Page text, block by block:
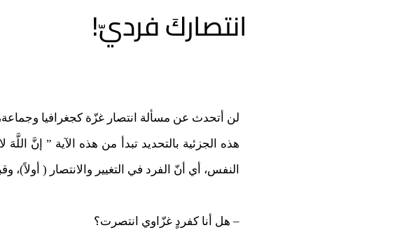
انتصاركَ فرديّ!
لن أتحدث عن مسألة انتصار غزّة كجغرافيا
هذه الجزئية بالتحديد تبدأ من هذه الآية ” إنَّ
النفس، أي أنّ الفرد في التغيير والانتصار (
– هل أنا كفردٍ غزّاوي انتصرت؟